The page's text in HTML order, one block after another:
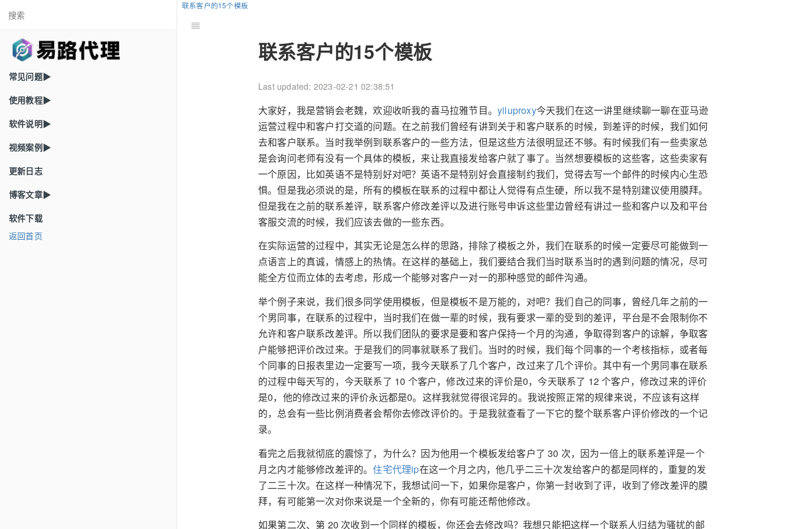
常见问题▶
使用教程▶
软件说明▶
视频案例▶
更新日志
博客文章▶
软件下载
返回首页
联系客户的15个模板
联系客户的15个模板
Last updated: 2023-02-21 02:38:51
大家好，我是营销会老魏，欢迎收听我的喜马拉雅节目。yiluproxy今天我们在这一讲里继续聊一聊在亚马逊
运营过程中和客户打交道的问题。在之前我们曾经有讲到关于和客户联系的时候，到差评的时候，我们如何
去和客户联系。当时我举例到联系客户的一些方法，但是这些方法很明显还不够。有时候我们有一些卖家总
是会询问老师有没有一个具体的模板，来让我直接发给客户就了事了。当然想要模板的这些客，这些卖家有
一个原因，比如英语不是特别好对吧？英语不是特别好会直接制约我们，觉得去写一个邮件的时候内心生恐
惧。但是我必须说的是，所有的模板在联系的过程中都让人觉得有点生硬，所以我不是特别建议使用膜拜。
但是我在之前的联系差评，联系客户修改差评以及进行账号申诉这些里边曾经有讲过一些和客户以及和平台
客服交流的时候，我们应该去做的一些东西。
在实际运营的过程中，其实无论是怎么样的思路，排除了模板之外，我们在联系的时候一定要尽可能做到一
点语言上的真诚，情感上的热情。在这样的基础上，我们要结合我们当时联系当时的遇到问题的情况，尽可
能全方位而立体的去考虑，形成一个能够对客户一对一的那种感觉的邮件沟通。
举个例子来说，我们很多同学使用模板，但是模板不是万能的，对吧？我们自己的同事，曾经几年之前的一
个男同事，在联系的过程中，当时我们在做一辈的时候，我有要求一辈的受到的差评，平台是不会限制你不
允许和客户联系改差评。所以我们团队的要求是要和客户保持一个月的沟通，争取得到客户的谅解，争取客
户能够把评价改过来。于是我们的同事就联系了我们。当时的时候，我们每个同事的一个考核指标，或者每
个同事的日报表里边一定要写一项，我今天联系了几个客户，改过来了几个评价。其中有一个男同事在联系
的过程中每天写的，今天联系了 10 个客户，修改过来的评价是0，今天联系了 12 个客户，修改过来的评价
是0，他的修改过来的评价永远都是0。这样我就觉得很诧异的。我说按照正常的规律来说，不应该有这样
的，总会有一些比例消费者会帮你去修改评价的。于是我就查看了一下它的整个联系客户评价修改的一个记
录。
看完之后我就彻底的震惊了，为什么？因为他用一个模板发给客户了 30 次，因为一倍上的联系差评是一个
月之内才能够修改差评的。住宅代理ip在这一个月之内，他几乎二三十次发给客户的都是同样的，重复的发
了二三十次。在这样一种情况下，我想试问一下，如果你是客户，你第一封收到了评，收到了修改差评的膜
拜，有可能第一次对你来说是一个全新的，你有可能还帮他修改。
如果第二次、第 20 次收到一个同样的模板，你还会去修改吗？我想只能把这样一个联系人归结为骚扰的邮